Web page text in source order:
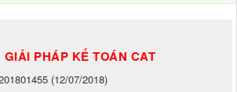
PHÁP KẾ TOÁN CAT
(12/07/2018)